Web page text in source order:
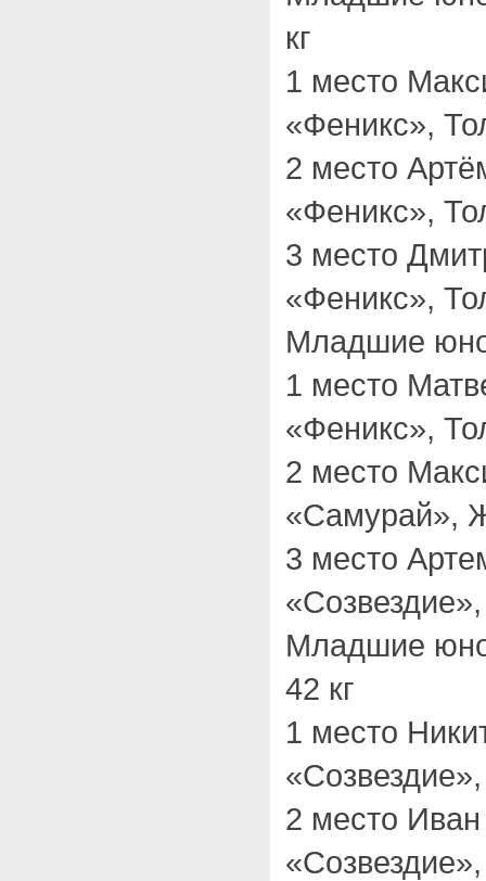
кг
1 место
«Феникс»,
2 место
«Феникс»,
3 место
«Феникс»,
Младшие
1 место
«Феникс»,
2 место
«Самурай»,
3 место
Младшие
42 кг
1 место
2 место